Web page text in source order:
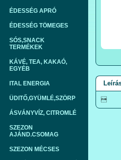
ÉDESSÉG APRÓ
ÉDESSÉG TÖMEGES
SÓS,SNACK
TERMÉKEK
KÁVÉ, TEA, KAKAÓ,
EGYÉB
ITAL ENERGIA
ÜDITŐ,GYÜMLÉ,SZÖRP
ÁSVÁNYVÍZ, CITROMLÉ
SZEZON
AJÁND.CSOMAG
SZEZON MÉCSES
